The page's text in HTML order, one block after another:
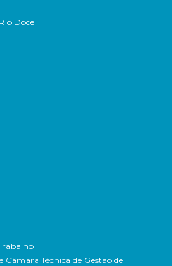
Doce
Câmara Técnica de Gestão de